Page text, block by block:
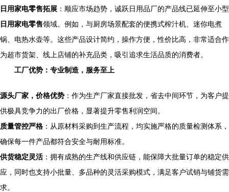
日用家电零售拓展 ：顺应市场趋势，诚跃日用品厂的产品线已延伸至小型
日用家电零售领域。例如，与厨房场景配套的便携式榨汁机、迷你电煮
锅、电热水壶等。这些产品设计简约，操作方便，性价比高，非常适合作
为超市货架、线上店铺的补充品类，吸引追求生活品质的消费者。
工厂优势：专业制造，服务至上
源头厂家，价格优势 ：作为生产厂家直接批发，省去中间环节，为客户提
供极具竞争力的出厂价格，显著提升零售利润空间。
质量管控严格 ：从原材料采购到生产流程，均实施严格的质量检测体系，
确保每一件产品都符合安全与耐用标准。
供货稳定灵活 ：拥有成熟的生产线和供应链，能保障大批量订单的稳定供
应，同时也支持小批量、多品种的灵活采购模式，满足客户试销与铺货需
求。